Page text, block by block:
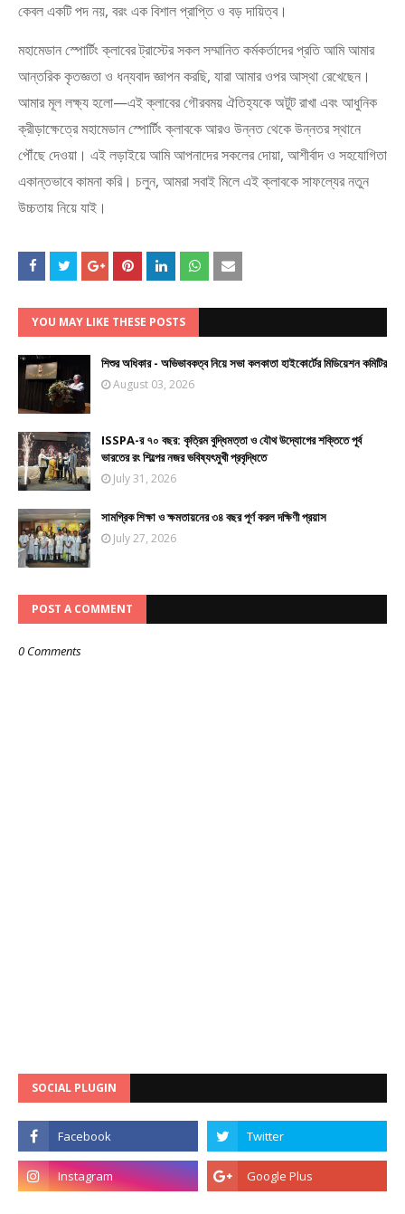
কেবল একটি পদ নয়, বরং এক বিশাল প্রাপ্তি ও বড় দায়িত্ব।
​মহামেডান স্পোর্টিং ক্লাবের ট্রাস্টের সকল সম্মানিত কর্মকর্তাদের প্রতি আমি আমার
আন্তরিক কৃতজ্ঞতা ও ধন্যবাদ জ্ঞাপন করছি, যারা আমার ওপর আস্থা রেখেছেন।
আমার মূল লক্ষ্য হলো—এই ক্লাবের গৌরবময় ঐতিহ্যকে অটুট রাখা এবং আধুনিক
ক্রীড়াক্ষেত্রে মহামেডান স্পোর্টিং ক্লাবকে আরও উন্নত থেকে উন্নতর স্থানে
পৌঁছে দেওয়া। ​এই লড়াইয়ে আমি আপনাদের সকলের দোয়া, আশীর্বাদ ও সহযোগিতা
একান্তভাবে কামনা করি। চলুন, আমরা সবাই মিলে এই ক্লাবকে সাফল্যের নতুন
উচ্চতায় নিয়ে যাই।
YOU MAY LIKE THESE POSTS
শিশুর অধিকার - অভিভাবকত্ব নিয়ে সভা কলকাতা হাইকোর্টের মিডিয়েশন কমিটির
August 03, 2026
ISSPA-র ৭০ বছর: কৃত্রিম বুদ্ধিমত্তা ও যৌথ উদ্যোগের শক্তিতে পূর্ব
ভারতের রং শিল্পের নজর ভবিষ্যৎমুখী প্রবৃদ্ধিতে
July 31, 2026
সামগ্রিক শিক্ষা ও ক্ষমতায়নের ৩৪ বছর পূর্ণ করল দক্ষিণী প্রয়াস
July 27, 2026
POST A COMMENT
0 Comments
SOCIAL PLUGIN